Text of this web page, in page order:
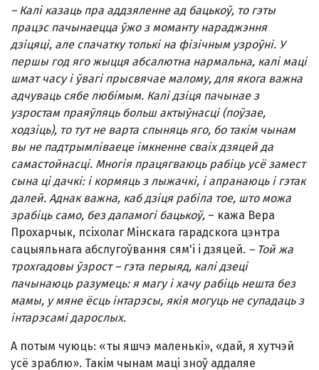
– Калi казаць пра аддзяленне ад бацькоў, то гэты
працэс пачынаецца ўжо з моманту нараджэння
дзiцяцi, але спачатку толькi на фiзiчным узроўнi. У
першы год яго жыцця абсалютна нармальна, калi мацi
шмат часу i ўвагi прысвячае малому, для якога важна
адчуваць сябе любiмым. Калi дзiця пачынае з
узростам праяўляць больш актыўнасцi (поўзае,
ходзiць), то тут не варта спыняць яго, бо такiм чынам
вы не падтрымлiваеце iмкненне сваiх дзяцей да
самастойнасцi. Многiя працягваюць рабiць усё замест
сына цi дачкi: i кормяць з лыжачкi, i апранаюць i гэтак
далей. Аднак важна, каб дзiця рабiла тое, што можа
зрабiць само, без дапамогi бацькоў, – кажа Вера
Прохарчык, псiхолаг Мiнскага гарадскога цэнтра
сацыяльнага абслугоўвання сям'i i дзяцей. – Той жа
трохгадовы ўзрост – гэта перыяд, калi дзецi
пачынаюць разумець: я магу i хачу рабiць нешта без
мамы, у мяне ёсць iнтарэсы, якiя могуць не супадаць з
iнтарэсамi дарослых.
А потым чуюць: «ты яшчэ маленькi», «дай, я хутчэй
усё зраблю». Такiм чынам мацi зноў аддаляе